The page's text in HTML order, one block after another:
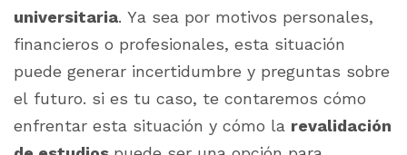
universitaria. Ya sea por motivos personales,
financieros o profesionales, esta situación
puede generar incertidumbre y preguntas sobre
el futuro. si es tu caso, te contaremos cómo
enfrentar esta situación y cómo la revalidación